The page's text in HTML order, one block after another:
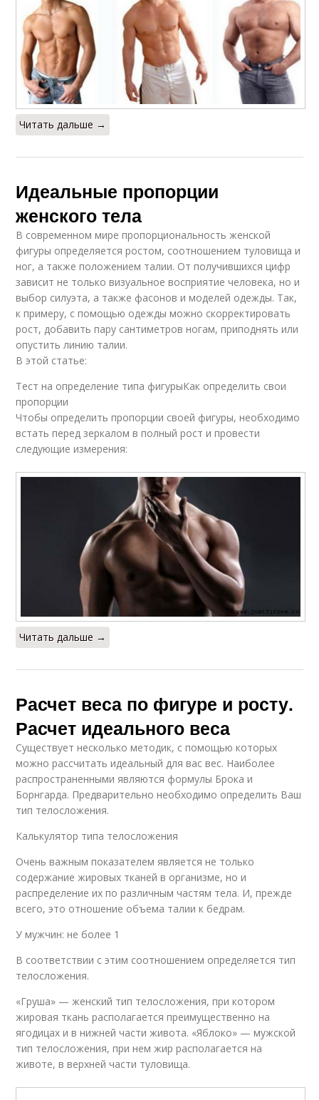
Читать дальше →
Идеальные пропорции
женского тела
В современном мире пропорциональность женской
фигуры определяется ростом, соотношением туловища и
ног, а также положением талии. От получившихся цифр
зависит не только визуальное восприятие человека, но и
выбор силуэта, а также фасонов и моделей одежды. Так,
к примеру, с помощью одежды можно скорректировать
рост, добавить пару сантиметров ногам, приподнять или
опустить линию талии.
В этой статье:
Тест на определение типа фигурыКак определить свои
пропорции
Чтобы определить пропорции своей фигуры, необходимо
встать перед зеркалом в полный рост и провести
следующие измерения:
Читать дальше →
Расчет веса по фигуре и росту.
Расчет идеального веса
Существует несколько методик, с помощью которых
можно рассчитать идеальный для вас вес. Наиболее
распространенными являются формулы Брока и
Борнгарда. Предварительно необходимо определить Ваш
тип телосложения.
Калькулятор типа телосложения
Очень важным показателем является не только
содержание жировых тканей в организме, но и
распределение их по различным частям тела. И, прежде
всего, это отношение объема талии к бедрам.
У мужчин: не более 1
В соответствии с этим соотношением определяется тип
телосложения.
«Груша» — женский тип телосложения, при котором
жировая ткань располагается преимущественно на
ягoдицах и в нижней части живота. «Яблоко» — мужской
тип телосложения, при нем жир располагается на
животе, в верхней части туловища.